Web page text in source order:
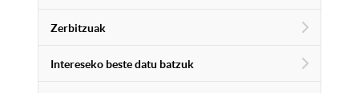
Zerbitzuak
Intereseko beste datu batzuk